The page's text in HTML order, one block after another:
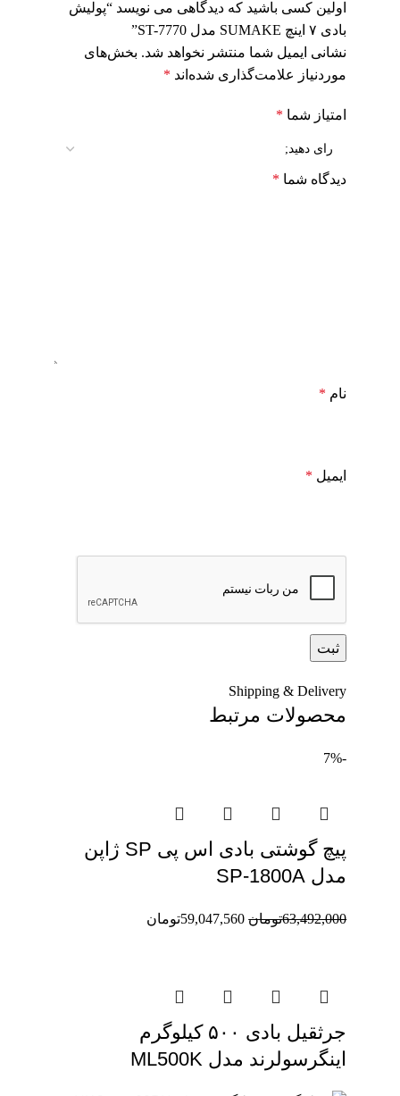
اولین کسی باشید که دیدگاهی می نویسد “پولیش
بادی ۷ اینچ SUMAKE مدل ST-7770”
نشانی ایمیل شما منتشر نخواهد شد. بخش‌های
موردنیاز علامت‌گذاری شده‌اند *
امتیاز شما *
دیدگاه شما *
نام *
ایمیل *
Shipping & Delivery
محصولات مرتبط
-7%
پیچ گوشتی بادی اس پی SP ژاپن
مدل SP-1800A
63,492,000تومان 59,047,560تومان
جرثقیل بادی ۵۰۰ کیلوگرم
اینگرسولرند مدل ML500K